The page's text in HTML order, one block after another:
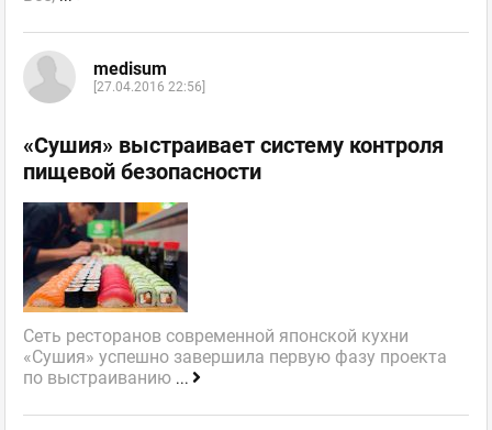
medisum
[27.04.2016 22:56]
«Сушия» выстраивает систему контроля
пищевой безопасности
Сеть ресторанов современной японской кухни
«Сушия» успешно завершила первую фазу проекта
по выстраиванию ...